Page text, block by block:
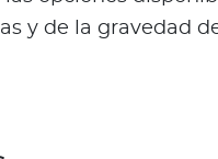
y de la gravedad